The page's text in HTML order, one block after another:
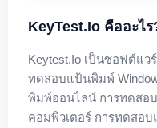
KeyTest.io คืออะไร
Keytest.io เป็นซอฟต์แ
ทดสอบแป้นพิมพ์
พิมพ์ออนไลน์ การทดสอ
คอมพิวเตอร์ การทดสอ